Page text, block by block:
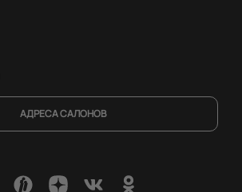
АДРЕСА САЛОНОВ